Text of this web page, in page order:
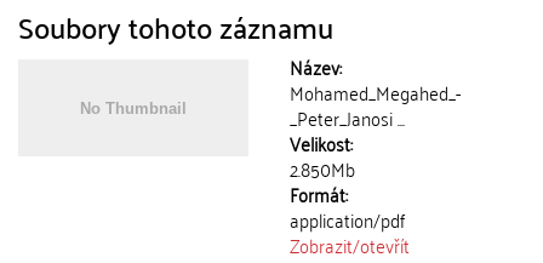
Soubory tohoto záznamu
Název:
Mohamed_Megahed_-
_Peter_Janosi ...
Velikost:
2.850Mb
Formát:
application/pdf
Zobrazit/otevřít